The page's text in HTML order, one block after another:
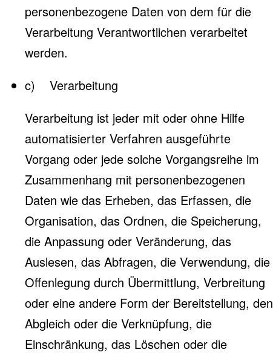
personenbezogene Daten von dem für die
Verarbeitung Verantwortlichen verarbeitet
werden.
c) Verarbeitung
Verarbeitung ist jeder mit oder ohne Hilfe
automatisierter Verfahren ausgeführte
Vorgang oder jede solche Vorgangsreihe im
Zusammenhang mit personenbezogenen
Daten wie das Erheben, das Erfassen, die
Organisation, das Ordnen, die Speicherung,
die Anpassung oder Veränderung, das
Auslesen, das Abfragen, die Verwendung, die
Offenlegung durch Übermittlung, Verbreitung
oder eine andere Form der Bereitstellung, den
Abgleich oder die Verknüpfung, die
Einschränkung, das Löschen oder die